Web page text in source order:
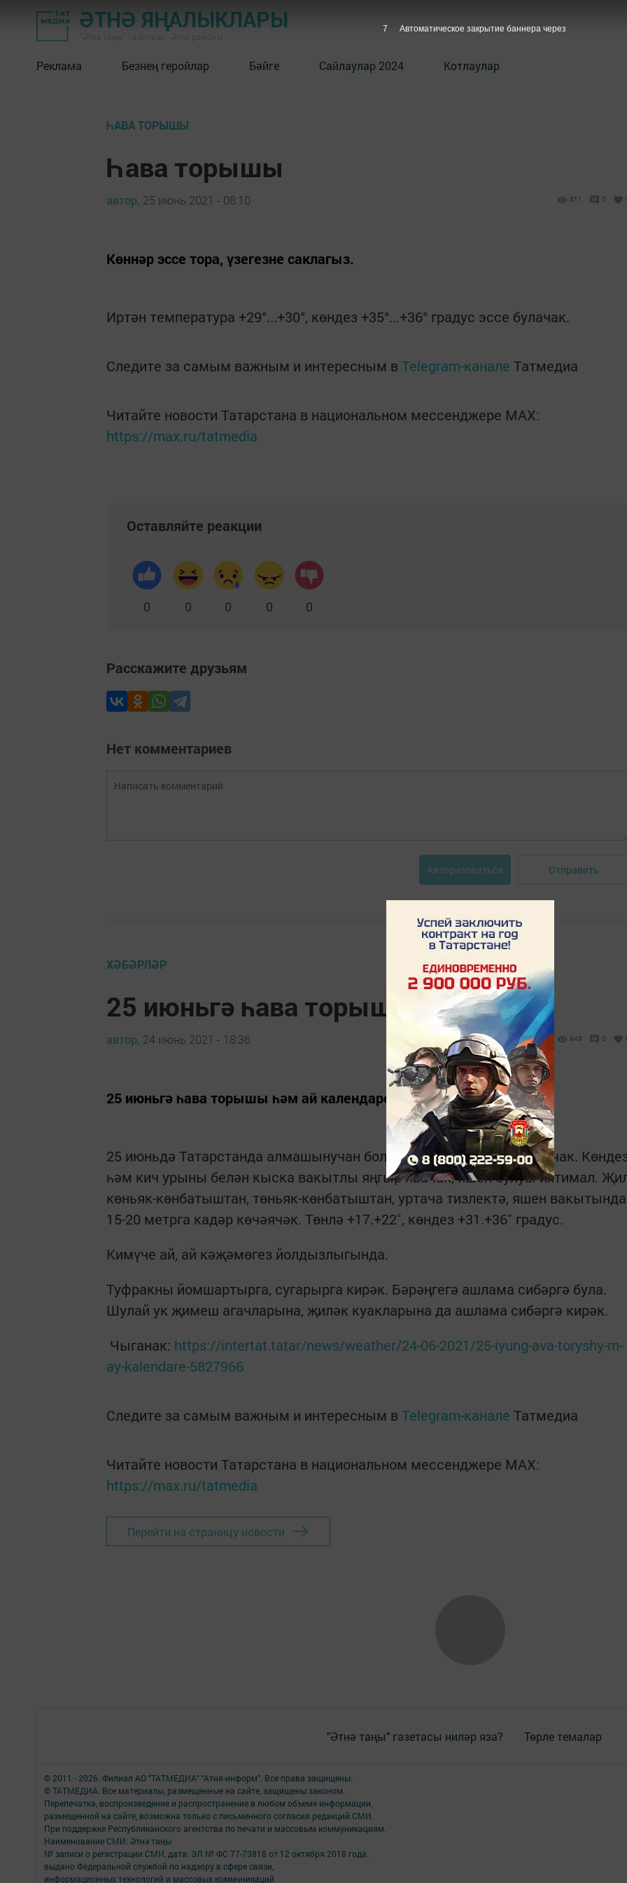
ӘТНӘ ЯҢАЛЫКЛАРЫ
Реклама Безнең геройлар Бәйге Сайлаулар 2024 Котлаулар
ҺАВА ТОРЫШЫ
Һава торышы
автор, 25 июнь 2021 - 08:10 811 0
Көннәр эссе тора, үзегезне саклагыз.
Иртән температура +29°...+30°, көндез +35°...+36° градус эссе булачак.
Следите за самым важным и интересным в Telegram-канале Татмедиа
Читайте новости Татарстана в национальном мессенджере MАХ:
https://max.ru/tatmedia
Оставляйте реакции
0 0 0 0 0
Расскажите друзьям
Нет комментариев
Авторизоваться Отправить
ХӘБӘРЛӘР
25 июньгә һава торышы
автор, 24 июнь 2021 - 18:36 949 0
25 июньгә һава торышы һәм ай календаре
25 июньдә Татарстанда алмашынучан болытлы һава торышы булачак.
һәм кич урыны белән кыска вакытлы яңгыр явачак, яшен булуы ихтимал.
көньяк-көнбатыштан, төньяк-көнбатыштан, уртача тизлектә, яшен вакытында
15-20 метрга кадәр көчәячәк. Төнлә +17.+22˚, көндез +31.+36˚ градус.
Кимүче ай, ай кәҗәмөгез йолдызлыгында.
Туфракны йомшартырга, сугарырга кирәк. Бәрәңгегә ашлама сибәргә була.
Шулай ук җимеш агачларына, җиләк куакларына да ашлама сибәргә кирәк.
Чыганак: https://intertat.tatar/news/weather/24-06-2021/25-iyung-ava-toryshy-m-
ay-kalendare-5827966
Следите за самым важным и интересным в Telegram-канале Татмедиа
Читайте новости Татарстана в национальном мессенджере MАХ:
https://max.ru/tatmedia
Перейти на страницу новости
"Әтнә таңы" газетасы ниләр яза? Төрле темалар
© 2011 - 2026. Филиал АО "ТАТМЕДИА" "Атня-информ". Все права защищены.
© ТАТМЕДИА. Все материалы, размещенные на сайте, защищены законом.
Перепечатка, воспроизведение и распространение в любом объеме информации,
размещенной на сайте, возможна только с письменного согласия редакций СМИ.
При поддержке Республиканского агентства по печати и массовым коммуникациям.
Наименование СМИ: Әтнә таңы
№ записи о регистрации СМИ, дата: ЭЛ № ФС 77-73818 от 12 октября 2018 года.
выдано Федеральной службой по надзору в сфере связи,
информационных технологий и массовых коммуникаций
6 Автоматическое закрытие баннера через